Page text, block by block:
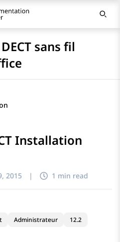
sans fil
Installation
PDF
2015 | 1 min read
Administrateur
12.2